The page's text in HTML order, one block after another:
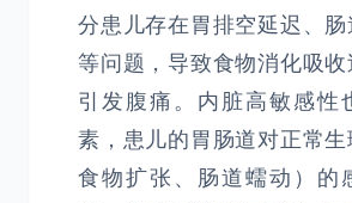
分患儿存在胃排空延迟、
等问题，导致食物消化吸收
引发腹痛。内脏高敏感性
素，患儿的胃肠道对正常
食物扩张、肠道蠕动）的